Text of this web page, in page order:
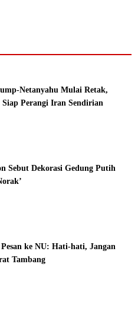
Netanyahu Mulai Retak,
Siap Perangi Iran Sendirian
Sebut Dekorasi Gedung Putih
ke NU: Hati-hati, Jangan
Tambang